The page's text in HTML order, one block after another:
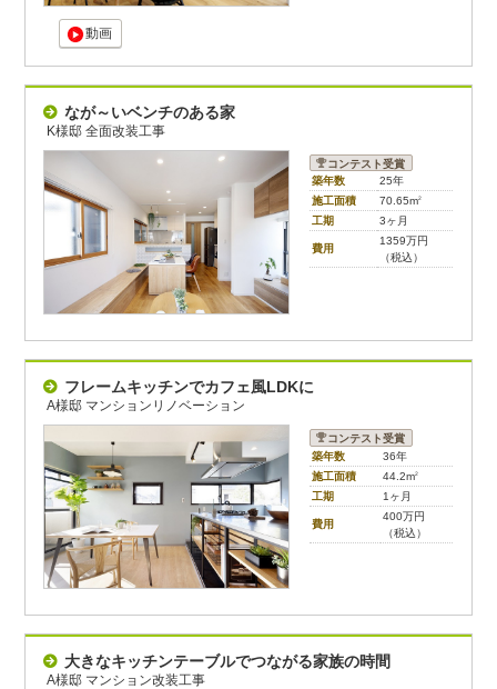
動画
なが～いベンチのある家
K様邸 全面改装工事
コンテスト受賞
築年数
25年
施工面積
70.65m2
工期 3ヶ月
費用
1359万円
（税込）
フレームキッチンでカフェ風LDKに
A様邸 マンションリノベーション
コンテスト受賞
築年数
36年
施工面積
44.2m2
工期 1ヶ月
費用
400万円
（税込）
大きなキッチンテーブルでつながる家族の時間
A様邸 マンション改装工事